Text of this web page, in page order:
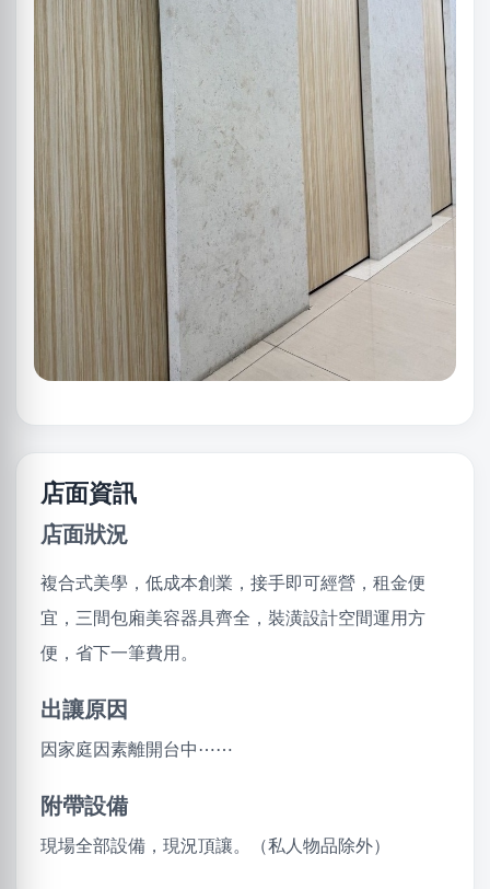
店面資訊
店面狀況
複合式美學，低成本創業，接手即可經營，租金便
宜，三間包廂美容器具齊全，裝潢設計空間運用方
便，省下一筆費用。
出讓原因
因家庭因素離開台中⋯⋯
附帶設備
現場全部設備，現況頂讓。（私人物品除外）